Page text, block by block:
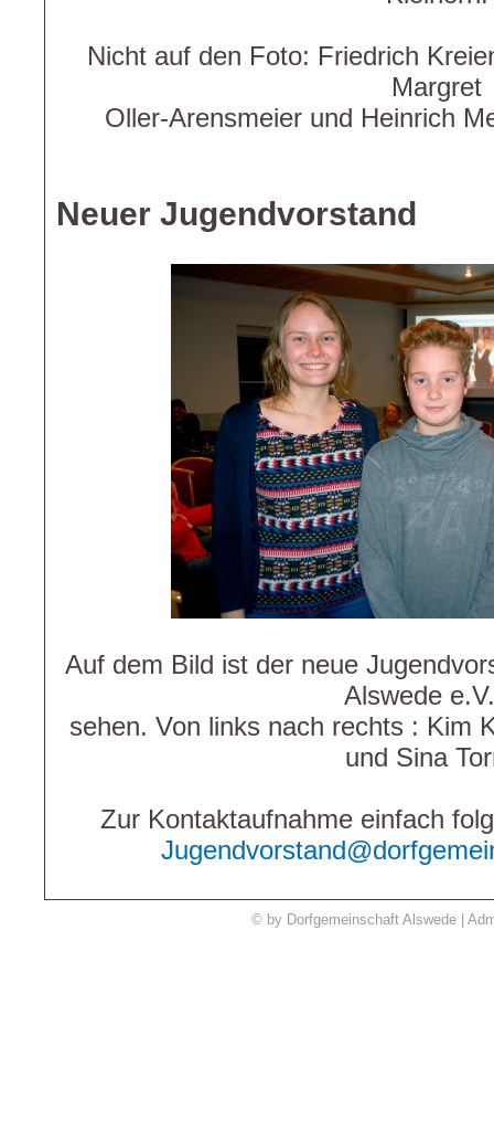
Nicht auf den Foto: Friedrich
Margret
Oller-Arensmeier und Heinrich
Neuer Jugendvorstand
Auf dem Bild ist der neue
Alswede
sehen. Von links nach rechts : Kim
und Sina
Zur Kontaktaufnahme einfach
© by Dorfgemeinschaft Alswede |